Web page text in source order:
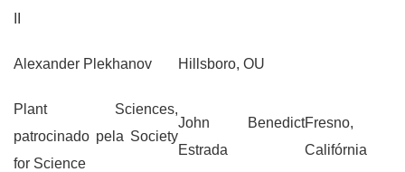
Alexander Plekhanov Hillsboro, OU
Plant Sciences,
patrocinado pela Society
for Science
John Benedict
Estrada
Fresno,
Califórnia